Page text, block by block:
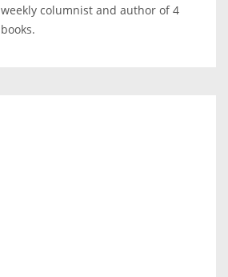
weekly columnist and author of 4
books.